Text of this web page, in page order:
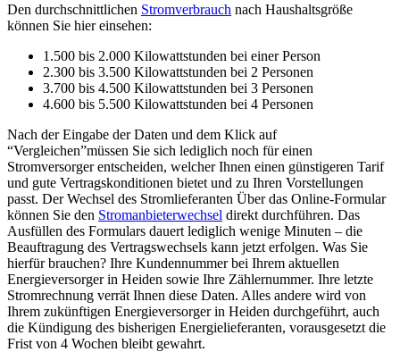
Den durchschnittlichen Stromverbrauch nach Haushaltsgröße
können Sie hier einsehen:
1.500 bis 2.000 Kilowattstunden bei einer Person
2.300 bis 3.500 Kilowattstunden bei 2 Personen
3.700 bis 4.500 Kilowattstunden bei 3 Personen
4.600 bis 5.500 Kilowattstunden bei 4 Personen
Nach der Eingabe der Daten und dem Klick auf
“Vergleichen”müssen Sie sich lediglich noch für einen
Stromversorger entscheiden, welcher Ihnen einen günstigeren Tarif
und gute Vertragskonditionen bietet und zu Ihren Vorstellungen
passt. Der Wechsel des Stromlieferanten Über das Online-Formular
können Sie den Stromanbieterwechsel direkt durchführen. Das
Ausfüllen des Formulars dauert lediglich wenige Minuten – die
Beauftragung des Vertragswechsels kann jetzt erfolgen. Was Sie
hierfür brauchen? Ihre Kundennummer bei Ihrem aktuellen
Energieversorger in Heiden sowie Ihre Zählernummer. Ihre letzte
Stromrechnung verrät Ihnen diese Daten. Alles andere wird von
Ihrem zukünftigen Energieversorger in Heiden durchgeführt, auch
die Kündigung des bisherigen Energielieferanten, vorausgesetzt die
Frist von 4 Wochen bleibt gewahrt.